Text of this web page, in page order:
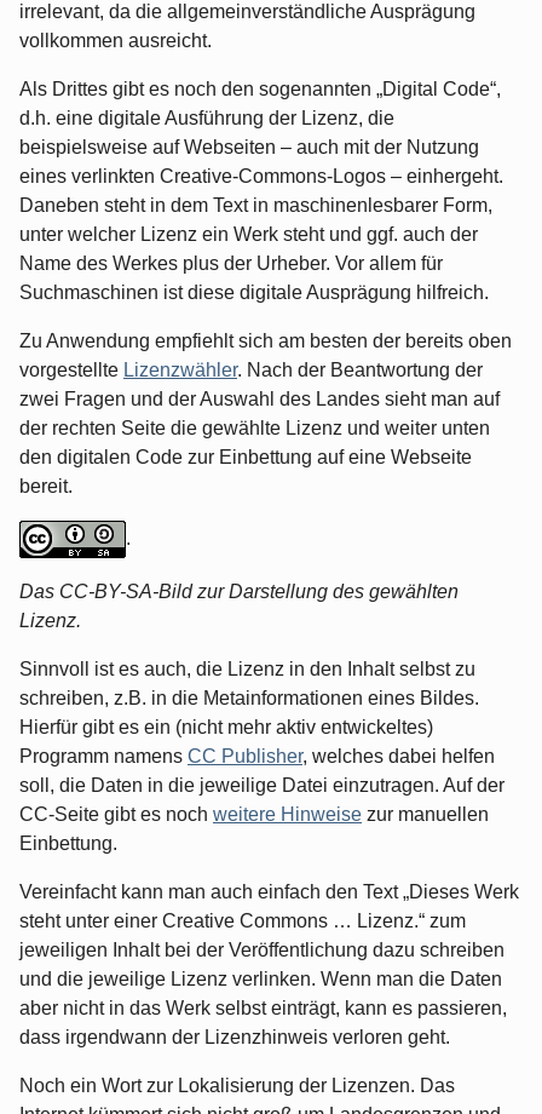
irrelevant, da die allgemeinverständliche Ausprägung
vollkommen ausreicht.
Als Drittes gibt es noch den sogenannten „Digital Code“,
d.h. eine digitale Ausführung der Lizenz, die
beispielsweise auf Webseiten – auch mit der Nutzung
eines verlinkten Creative-Commons-Logos – einhergeht.
Daneben steht in dem Text in maschinenlesbarer Form,
unter welcher Lizenz ein Werk steht und ggf. auch der
Name des Werkes plus der Urheber. Vor allem für
Suchmaschinen ist diese digitale Ausprägung hilfreich.
Zu Anwendung empfiehlt sich am besten der bereits oben
vorgestellte Lizenzwähler. Nach der Beantwortung der
zwei Fragen und der Auswahl des Landes sieht man auf
der rechten Seite die gewählte Lizenz und weiter unten
den digitalen Code zur Einbettung auf eine Webseite
bereit.
.
Das CC-BY-SA-Bild zur Darstellung des gewählten
Lizenz.
Sinnvoll ist es auch, die Lizenz in den Inhalt selbst zu
schreiben, z.B. in die Metainformationen eines Bildes.
Hierfür gibt es ein (nicht mehr aktiv entwickeltes)
Programm namens CC Publisher, welches dabei helfen
soll, die Daten in die jeweilige Datei einzutragen. Auf der
CC-Seite gibt es noch weitere Hinweise zur manuellen
Einbettung.
Vereinfacht kann man auch einfach den Text „Dieses Werk
steht unter einer Creative Commons … Lizenz.“ zum
jeweiligen Inhalt bei der Veröffentlichung dazu schreiben
und die jeweilige Lizenz verlinken. Wenn man die Daten
aber nicht in das Werk selbst einträgt, kann es passieren,
dass irgendwann der Lizenzhinweis verloren geht.
Noch ein Wort zur Lokalisierung der Lizenzen. Das